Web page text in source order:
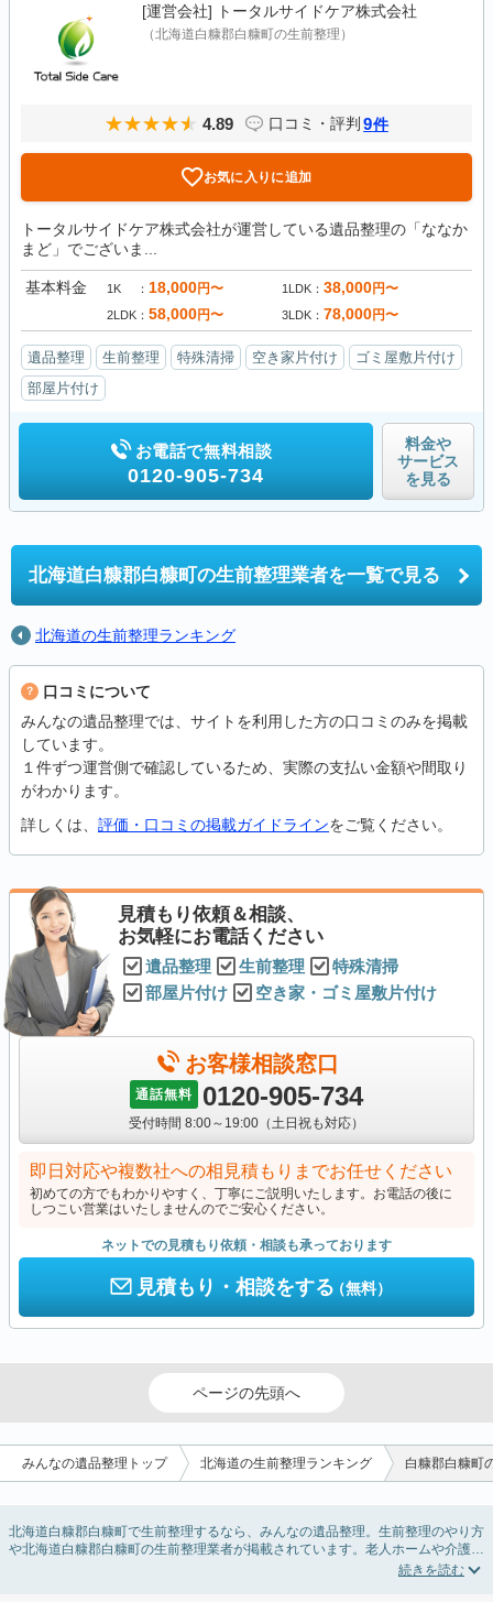
[運営会社] トータルサイドケア株式会社
（北海道白糠郡白糠町の生前整理）
4.89 口コミ・評判 9件
お気に入りに追加
トータルサイドケア株式会社が運営している遺品整理の「ななか
まど」でございま...
基本料金 1K 18,000円〜 1LDK 38,000円〜
2LDK 58,000円〜 3LDK 78,000円〜
遺品整理 生前整理 特殊清掃 空き家片付け
ゴミ屋敷片付け
部屋片付け
お電話で無料相談
0120-905-734
料金や
サービス
を見る
北海道白糠郡白糠町の生前整理業者を一覧で見る
北海道の生前整理ランキング
口コミについて
みんなの遺品整理では、サイトを利用した方の口コミのみを掲載
しています。
１件ずつ運営側で確認しているため、実際の支払い金額や間取り
がわかります。
詳しくは、 評価・口コミの掲載ガイドラインをご覧ください。
見積もり依頼＆相談、
お気軽にお電話ください
遺品整理 生前整理
特殊清掃
部屋片付け
空き家・ゴミ屋敷片付け
お客様相談窓口
通話無料 0120-905-734
受付時間 8:00～19:00（土日祝も対応）
即日対応や複数社への相見積もりまでお任せください
初めての方でもわかりやすく、丁寧にご説明いたします。お電話の後に
しつこい営業はいたしませんのでご安心ください。
ネットでの見積もり依頼・相談も承っております
見積もり・相談をする（無料）
ページの先頭へ
みんなの遺品整理トップ 北海道の生前整理ランキング 白糠郡白糠町
北海道白糠郡白糠町で生前整理するなら、みんなの遺品整理。生前整理のやり方
や北海道白糠郡白糠町の生前整理業者が掲載されています。老人ホームや介護施
設入居に伴う不用品の処分・回収・引き取りから、在宅介護の介護整理や福祉住